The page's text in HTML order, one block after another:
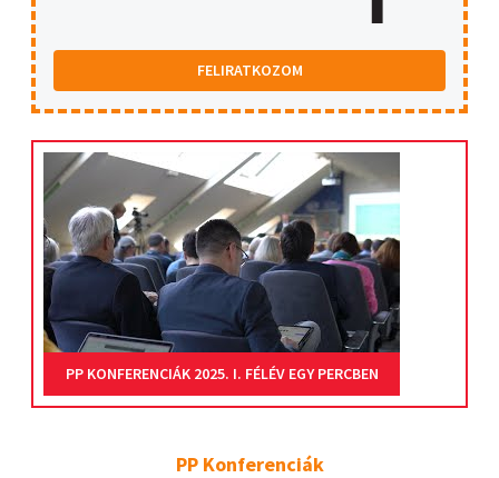
FELIRATKOZOM
PP KONFERENCIÁK 2025. I. FÉLÉV EGY PERCBEN
PP Konferenciák